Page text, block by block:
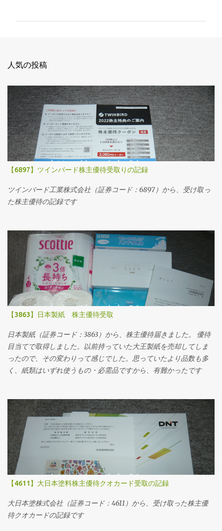
人気の投稿
【6897】ツインバード株主優待受取りの記録
ツインバード工業株式会社（証券コード：6897）から、受け取っ
た株主優待の記録です
【3863】日本製紙 株主優待受取
日本製紙（証券コード：3863）から、株主優待届きました。 優待
目当てで取得しました。以前持っていた大王製紙を売却してしま
ったので、その変わりって感じでした。思っていたより品数も多
く、紙類はいずれ使うもの・必需品ですから、有難かったです
【4611】大日本塗料株主優待クオカード受取の記録
大日本塗株式会社（証券コード：4611）から、受け取った株主優
待クオカードの記録です